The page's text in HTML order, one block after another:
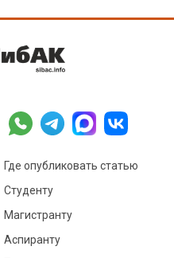
Где опубликовать статью
Студенту
Магистранту
Аспиранту